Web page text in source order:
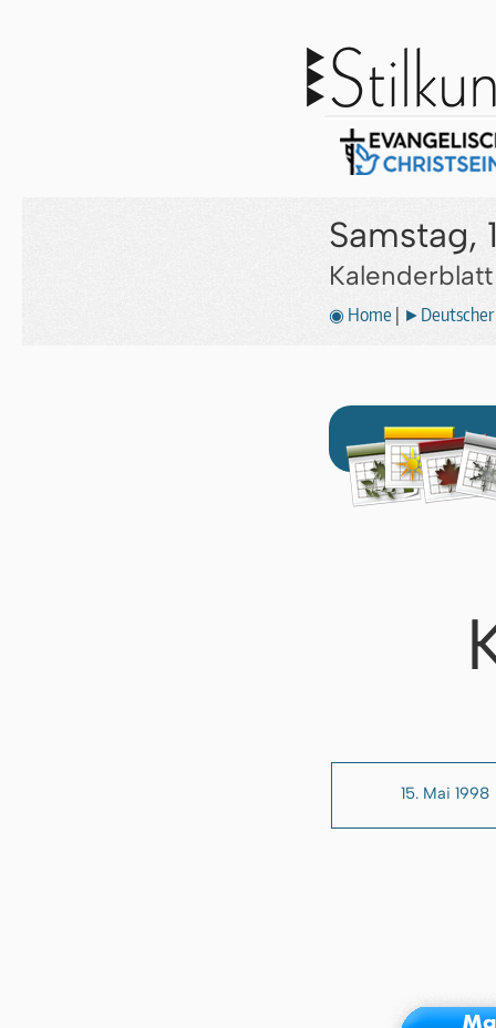
Samstag,
◉ Home ►Deutscher
15. Mai 1998